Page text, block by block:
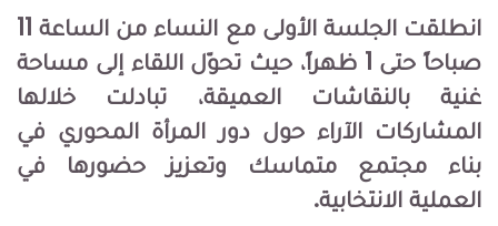
انطلقت الجلسة الأولى مع النساء من الساعة 11
صباحاً حتى 1 ظهراً، حيث تحوّل اللقاء إلى مساحة
غنية بالنقاشات العميقة، تبادلت خلالها
المشاركات الآراء حول دور المرأة المحوري في
بناء مجتمع متماسك وتعزيز حضورها في
العملية الانتخابية.